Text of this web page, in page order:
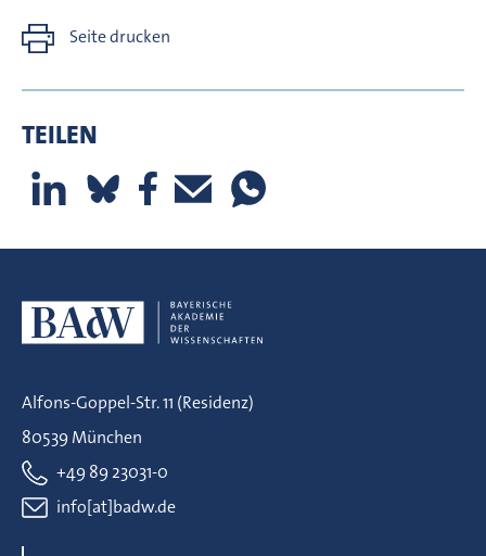
Seite drucken
TEILEN
Alfons-Goppel-Str. 11 (Residenz)
80539 München
+49 89 23031-0
info[at]badw.de